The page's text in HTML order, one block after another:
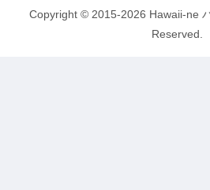
Copyright © 2015-2026 Hawaii-ne
Reserved.